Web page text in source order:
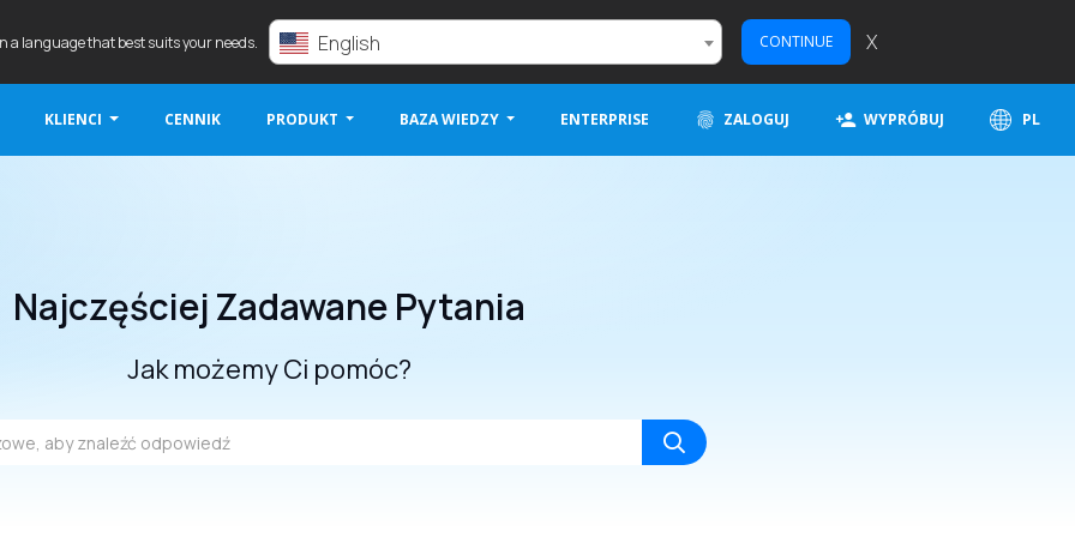
a language that best suits your needs. English CONTINUE X
KLIENCI CENNIK PRODUKT BAZA WIEDZY ENTERPRISE ZALOGUJ WYPRÓBUJ PL
Najczęściej Zadawane Pytania
Jak możemy Ci pomóc?